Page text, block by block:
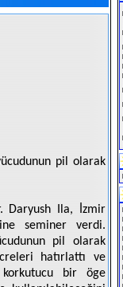
pil olarak
Daryush Ila, İzmir
seminer verdi.
pil olarak
hatırlattı ve
bir öge